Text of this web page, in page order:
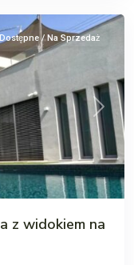
Dostępne / Na Sprzedaż
z widokiem na